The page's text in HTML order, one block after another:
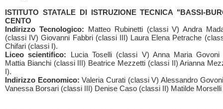
ISTITUTO STATALE DI ISTRUZIONE TECNICA "BASSI-
CENTO
Indirizzo Tecnologico: Matteo Rubinetti (classi V) Andra
(classi IV) Giovanni Fabbri (classi III) Laura Elena Petrache
Chifari (classi I).
Liceo scientifico: Lucia Toselli (classi V) Anna Maria
Mattia Bianchi (classi III) Beatrice Mezzetti (classi II) Arianna
I).
Indirizzo Economico: Valeria Curati (classi V) Alessandro
Vanessa Borsari (classi III) Denise Caso (classi II) Matilde